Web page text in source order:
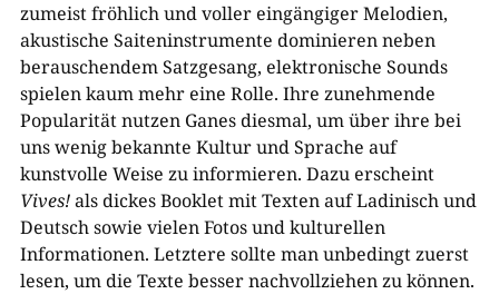
zumeist fröhlich und voller eingängiger Melodien,
akustische Saiteninstrumente dominieren neben
berauschendem Satzgesang, elektronische Sounds
spielen kaum mehr eine Rolle. Ihre zunehmende
Popularität nutzen Ganes diesmal, um über ihre bei
uns wenig bekannte Kultur und Sprache auf
kunstvolle Weise zu informieren. Dazu erscheint
Vives!als dickes Booklet mit Texten auf Ladinisch und
Deutsch sowie vielen Fotos und kulturellen
Informationen. Letztere sollte man unbedingt zuerst
lesen, um die Texte besser nachvollziehen zu können.